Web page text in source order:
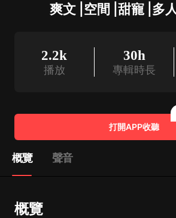
爽文 |空間 |甜寵 |多
2.2k
播放
30h
專輯時長
打開APP收聽
概覽 聲音
概覽